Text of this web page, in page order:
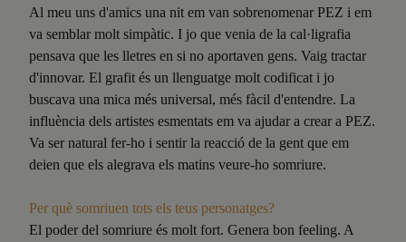
Al meu uns d'amics una nit em van sobrenomenar PEZ i em
va semblar molt simpàtic. I jo que venia de la cal·ligrafia
pensava que les lletres en si no aportaven gens. Vaig tractar
d'innovar. El grafit és un llenguatge molt codificat i jo
buscava una mica més universal, més fàcil d'entendre. La
influència dels artistes esmentats em va ajudar a crear a PEZ.
Va ser natural fer-ho i sentir la reacció de la gent que em
deien que els alegrava els matins veure-ho somriure.
Per què somriuen tots els teus personatges?
El poder del somriure és molt fort. Genera bon feeling. A